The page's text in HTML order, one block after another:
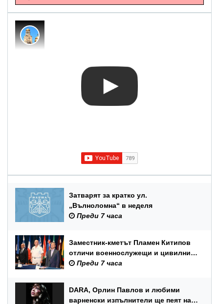
Затварят за кратко ул.
„Вълноломна“ в неделя
Преди 7 часа
Заместник-кметът Пламен Китипов
отличи военнослужещи и цивилни
служители по повод Празника на
Преди 7 часа
DARA, Орлин Павлов и любими
варненски изпълнители ще пеят на